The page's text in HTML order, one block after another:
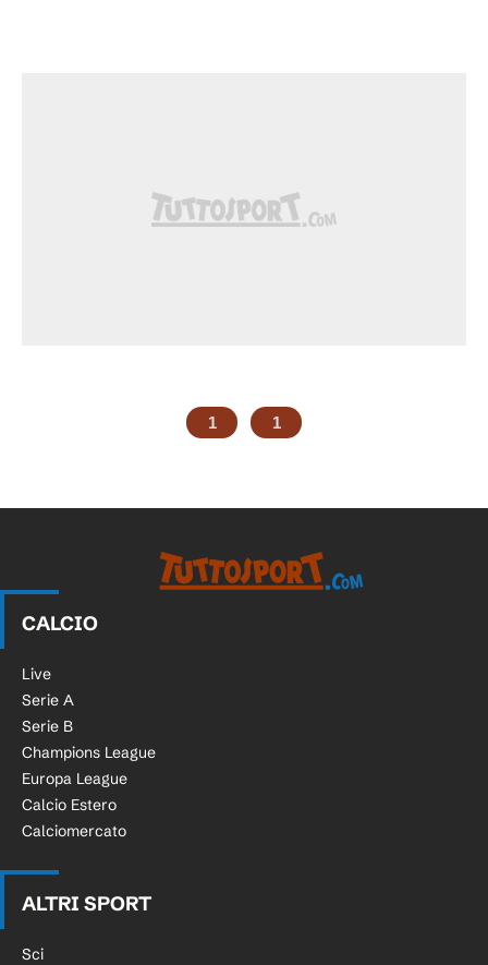
1 1
CALCIO
Live
Serie A
Serie B
Champions League
Europa League
Calcio Estero
Calciomercato
ALTRI SPORT
Sci